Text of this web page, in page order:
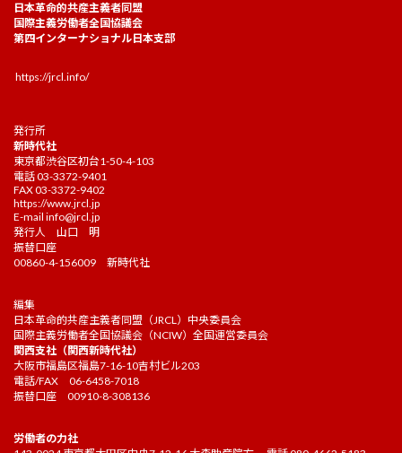
日本革命的共産主義者同盟
国際主義労働者全国協議会
第四インターナショナル日本支部
https://jrcl.info/
発行所
新時代社
東京都渋谷区初台1-50-4-103
電話 03-3372-9401
FAX 03-3372-9402
https://www.jrcl.jp
E-mail info@jrcl.jp
発行人 山口 明
振替口座
00860-4-156009 新時代社
編集
日本革命的共産主義者同盟（JRCL）中央委員会
国際主義労働者全国協議会（NCIW）全国運営委員会
関西支社（関西新時代社）
大阪市福島区福島7-16-10吉村ビル203
電話/FAX 06-6458-7018
振替口座 00910-8-308136
労働者の力社